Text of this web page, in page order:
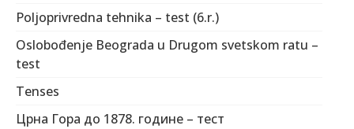
Poljoprivredna tehnika – test (6.r.)
Oslobođenje Beograda u Drugom svetskom ratu –
test
Tenses
Црна Гора до 1878. године – тест